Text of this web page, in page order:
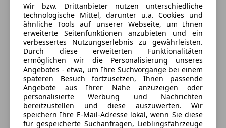
Geschwindigkeits-begrenzungsanlage
Kopfairbag
Kurvenlicht
Laserlicht
LED-Scheinwerfer
LED-Tagfahrlicht
Nachtsicht-Assistent
Nebelscheinwerfer
Notbremsassistent
Reifendruckkontrollsystem
Sonstiges:
- Fahrzeug wird aktuell noch gefahren –
Kilometerstand kann sich daher geringfügig ändern
Der BMW 330e bietet dank Plug-in-Hybrid-
Technologie eine ideale Kombination aus Effizienz
und Fahrspaß – perfekt für Alltag und längere
Strecken.
Preis: VB
Verkäufer Privat
2511 Pfaffstätten, AT
Kontakt
Anbieter kontaktieren
Wir bzw. Drittanbieter nutzen unterschiedliche
technologische Mittel, darunter u.a. Cookies und
ähnliche Tools auf unserer Webseite, um Ihnen
erweiterte Seitenfunktionen anzubieten und ein
verbessertes Nutzungserlebnis zu gewährleisten.
Durch diese erweiterten Funktionalitäten
ermöglichen wir die Personalisierung unseres
Angebotes - etwa, um Ihre Suchvorgänge bei einem
späteren Besuch fortzusetzen, Ihnen passende
Angebote aus Ihrer Nähe anzuzeigen oder
personalisierte Werbung und Nachrichten
bereitzustellen und diese auszuwerten. Wir
speichern Ihre E-Mail-Adresse lokal, wenn Sie diese
für gespeicherte Suchanfragen, Lieblingsfahrzeuge